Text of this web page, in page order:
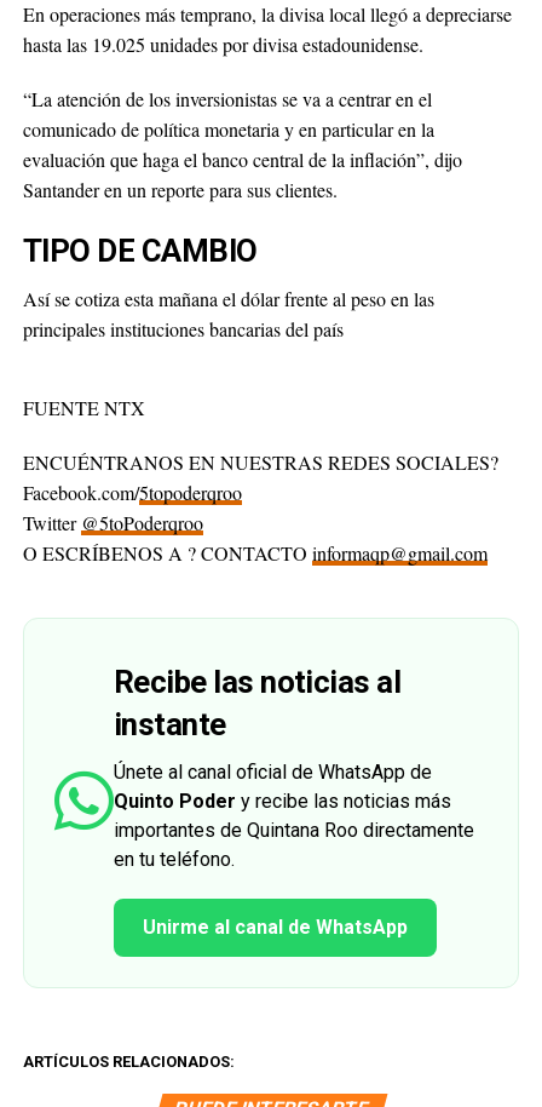
En operaciones más temprano, la divisa local llegó a depreciarse
hasta las 19.025 unidades por divisa estadounidense.
“La atención de los inversionistas se va a centrar en el
comunicado de política monetaria y en particular en la
evaluación que haga el banco central de la inflación”, dijo
Santander en un reporte para sus clientes.
TIPO DE CAMBIO
Así se cotiza esta mañana el dólar frente al peso en las
principales instituciones bancarias del país
FUENTE NTX
ENCUÉNTRANOS EN NUESTRAS REDES SOCIALES?
Facebook.com/5topoderqroo
Twitter @5toPoderqroo
O ESCRÍBENOS A ? CONTACTO informaqp@gmail.com
Recibe las noticias al
instante
Únete al canal oficial de WhatsApp de
Quinto Poder y recibe las noticias más
importantes de Quintana Roo directamente
en tu teléfono.
Unirme al canal de WhatsApp
ARTÍCULOS RELACIONADOS: